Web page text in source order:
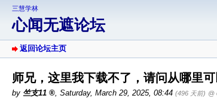
三慧学林
心闻无遮论坛
返回论坛主页
师兄，这里我下载不了，请问从哪里
by 竺支11 , Saturday, March 29, 2025, 08:44 (496 天前) @